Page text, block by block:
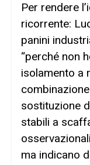
Per rendere
ricorrente:
panini
“perché non
isolamento a
sostituzione
stabili a
ma indicano